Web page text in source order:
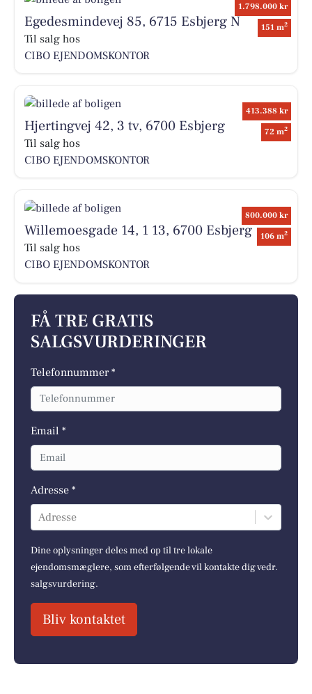
1.798.000 kr
151 m2
Egedesmindevej 85, 6715 Esbjerg N
Til salg hos
CIBO EJENDOMSKONTOR
413.388 kr
72 m2
Hjertingvej 42, 3 tv, 6700 Esbjerg
Til salg hos
CIBO EJENDOMSKONTOR
800.000 kr
106 m2
Willemoesgade 14, 1 13, 6700 Esbjerg
Til salg hos
CIBO EJENDOMSKONTOR
FÅ TRE GRATIS
SALGSVURDERINGER
Telefonnummer *
Email *
Adresse *
Adresse
Dine oplysninger deles med op til tre lokale
ejendomsmæglere, som efterfølgende vil kontakte dig vedr.
salgsvurdering.
Bliv kontaktet